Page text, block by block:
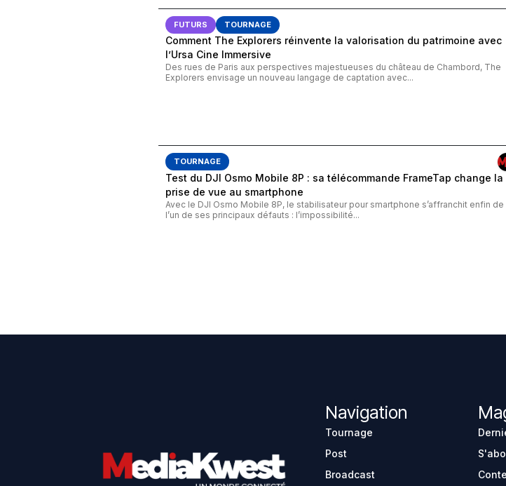
FUTURS TOURNAGE
Comment The Explorers réinvente la valorisation du patrimoine avec
l’Ursa Cine Immersive
Des rues de Paris aux perspectives majestueuses du château de Chambord, The
Explorers envisage un nouveau langage de captation avec...
TOURNAGE
Test du DJI Osmo Mobile 8P : sa télécommande FrameTap change la
prise de vue au smartphone
Avec le DJI Osmo Mobile 8P, le stabilisateur pour smartphone s’affranchit enfin de
l’un de ses principaux défauts : l’impossibilité...
Navigation
Tournage
Post
Broadcast